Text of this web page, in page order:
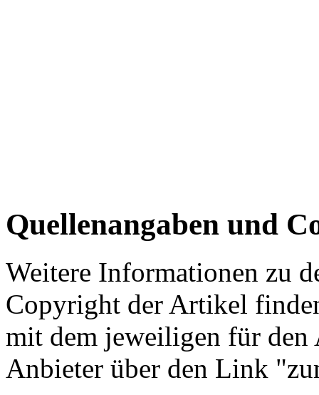
Quellenangaben und
Weitere Informationen zu
Copyright der Artikel
mit dem jeweiligen für
Anbieter über den Link